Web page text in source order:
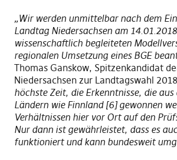
„Wir werden unmittelbar nach dem
Landtag Niedersachsen am
wissenschaftlich begleiteten
regionalen Umsetzung eines BGE
Thomas Ganskow, Spitzenkandidat
Niedersachsen zur Landtagswahl
höchste Zeit, die Erkenntnisse, die
Ländern wie Finnland [6] gewonnen
Verhältnissen hier vor Ort auf den
Nur dann ist gewährleistet, dass es
funktioniert und kann bundesweit